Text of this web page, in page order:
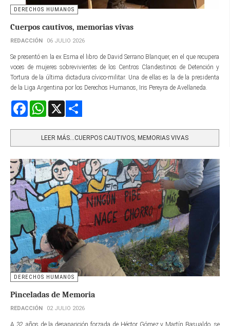
DERECHOS HUMANOS
Cuerpos cautivos, memorias vivas
REDACCIÓN 06 JULIO 2026
Se presentó en la ex Esma el libro de David Serrano Blanquer, en el que recupera
voces de mujeres sobrevivientes de los Centros Clandestinos de Detención y
Tortura de la última dictadura cívico-militar. Una de ellas es la de la presidenta
de la Liga Argentina por los Derechos Humanos, Iris Pereyra de Avellaneda.
FacebookWhatsApp
LEER MÁS…CUERPOS CAUTIVOS, MEMORIAS VIVAS
DERECHOS HUMANOS
Pinceladas de Memoria
REDACCIÓN 02 JULIO 2026
A 32 años de la desaparición forzada de Héctor Gómez y Martín Basualdo, se